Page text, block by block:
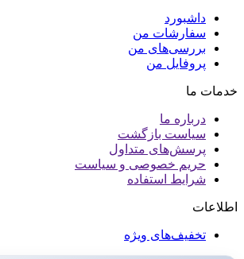
داشبورد
سفارشات من
بررسی‌های من
پروفایل من
خدمات ما
درباره ما
سیاست بازگشت
پرسش‌های متداول
حریم خصوصی و سیاست
شرایط استفاده
اطلاعات
تخفیف‌های ویژه